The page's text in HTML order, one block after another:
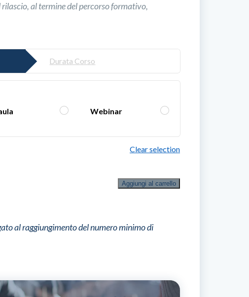
al termine del percorso formativo,
Durata Corso
Webinar
Clear selection
Corso
alla
Aggiungi al carrello
al raggiungimento del numero minimo di